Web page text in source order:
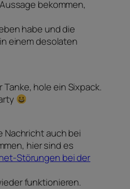
bekommen,
habe und die
einem desolaten
hole ein Sixpack.
Nachricht auch bei
hier sind es
Störungen bei der
funktionieren.